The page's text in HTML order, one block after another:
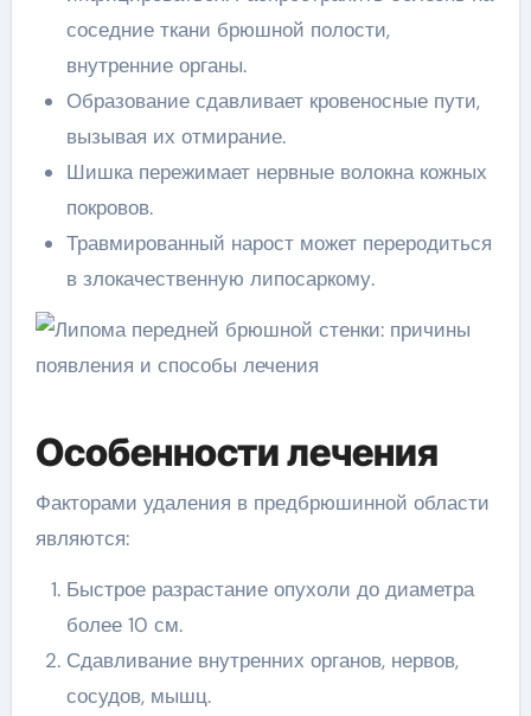
соседние ткани брюшной полости,
внутренние органы.
Образование сдавливает кровеносные пути,
вызывая их отмирание.
Шишка пережимает нервные волокна кожных
покровов.
Травмированный нарост может переродиться
в злокачественную липосаркому.
Особенности лечения
Факторами удаления в предбрюшинной области
являются:
Быстрое разрастание опухоли до диаметра
более 10 см.
Сдавливание внутренних органов, нервов,
сосудов, мышц.